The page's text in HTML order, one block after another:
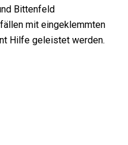
Bittenfeld
mit eingeklemmten
Hilfe geleistet werden.